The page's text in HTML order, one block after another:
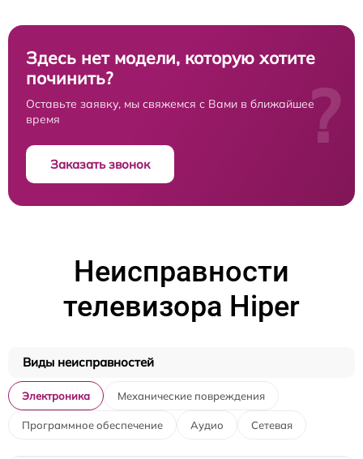
Здесь нет модели, которую хотите
починить?
Оставьте заявку, мы свяжемся с Вами в ближайшее
время
Заказать звонок
?
Неисправности
телевизора Hiper
Виды неисправностей
Электроника Механические повреждения
Программное обеспечение Аудио Сетевая